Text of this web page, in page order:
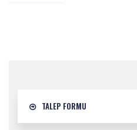
TALEP FORMU